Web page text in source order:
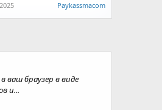
Paykassmacom
ваш браузер в виде
и...